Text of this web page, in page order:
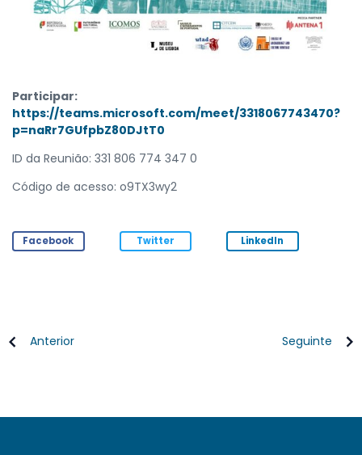
Participar:
https://teams.microsoft.com/meet/3318067743470?
p=naRr7GUfpbZ80DJtT0
ID da Reunião: 331 806 774 347 0
Código de acesso: o9TX3wy2
Facebook Twitter LinkedIn
Anterior Seguinte